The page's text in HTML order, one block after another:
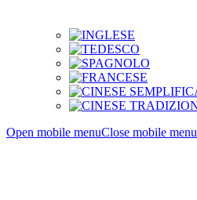
Open mobile menuClose mobile menu